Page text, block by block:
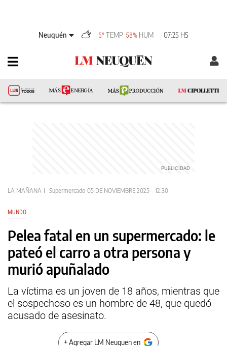
Neuquén 5° TEMP 58% HUM 07:25 HS
LA MAÑANA Supermercado 05 DE NOVIEMBRE 2025 - 12:30
MUNDO
Pelea fatal en un supermercado: le
pateó el carro a otra persona y
murió apuñalado
La víctima es un joven de 18 años, mientras que
el sospechoso es un hombre de 48, que quedó
acusado de asesinato.
+ Agregar LM Neuquen en